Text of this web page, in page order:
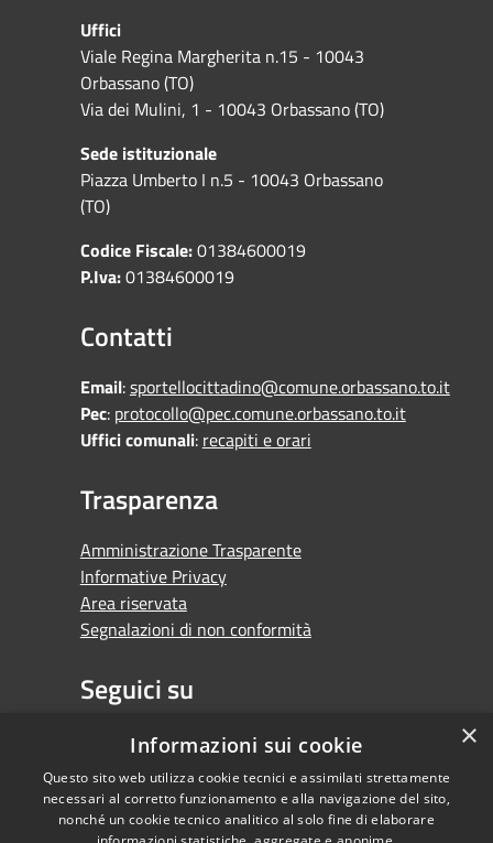
Uffici
Viale Regina Margherita n.15 - 10043
Orbassano (TO)
Via dei Mulini, 1 - 10043 Orbassano (TO)
Sede istituzionale
Piazza Umberto I n.5 - 10043 Orbassano
(TO)
Codice Fiscale:01384600019
P.Iva:01384600019
Contatti
Email:sportellocittadino@comune.orbassano.to.it
Pec: protocollo@pec.comune.orbassano.to.it
Uffici comunali: recapiti e orari
Trasparenza
Amministrazione Trasparente
Informative Privacy
Area riservata
Segnalazioni di non conformità
Seguici su
FacebookYoutubeWhatsapp ×
Informazioni sui cookie
Questo sito web utilizza cookie tecnici e assimilati strettamente
necessari al corretto funzionamento e alla navigazione del sito,
nonché un cookie tecnico analitico al solo fine di elaborare